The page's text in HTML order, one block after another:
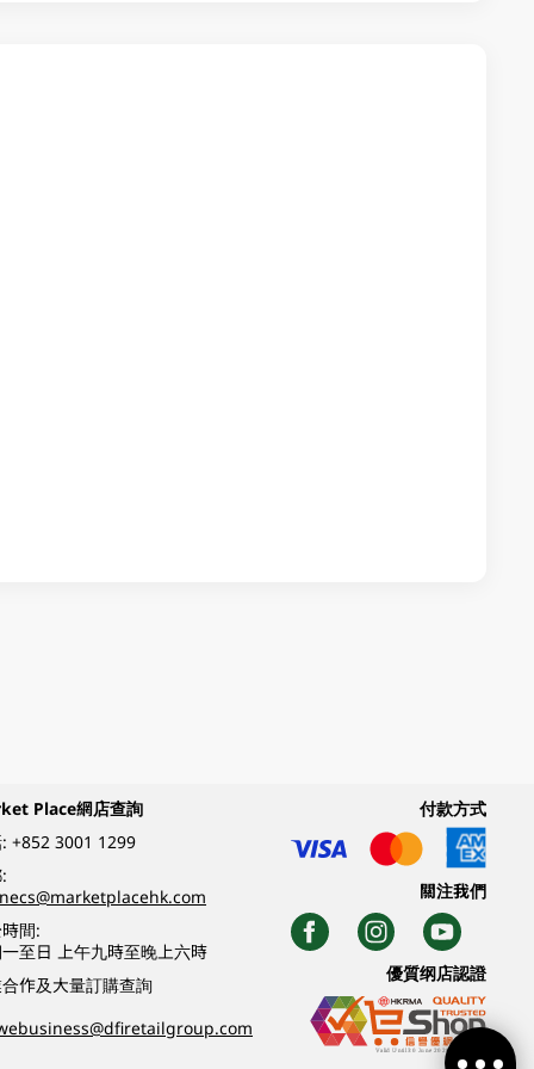
Place網店查詢
:+852 3001 1299
間:
至日 上午九時至晚上六時
作及大量訂購查詢
付款方式
關注我們
優質纲店認證